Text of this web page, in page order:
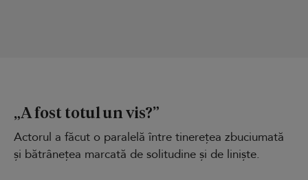
„A fost totul un vis?”
Actorul a făcut o paralelă între tinerețea zbuciumată
și bătrânețea marcată de solitudine și de liniște.